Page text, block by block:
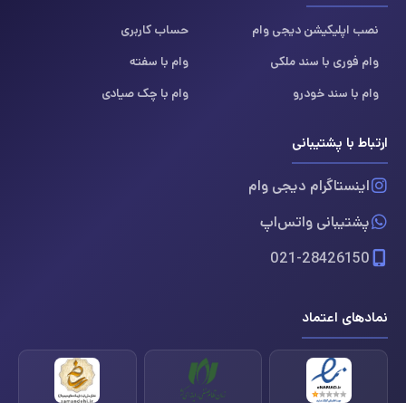
نصب اپلیکیشن دیجی وام
حساب کاربری
وام فوری با سند ملکی
وام با سفته
وام با سند خودرو
وام با چک صیادی
ارتباط با پشتیبانی
اینستاگرام دیجی وام
پشتیبانی واتس‌اپ
021-28426150
نمادهای اعتماد